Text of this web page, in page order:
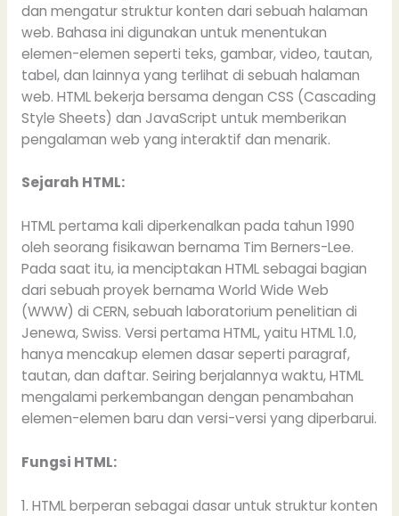
dan mengatur struktur konten dari sebuah halaman
web. Bahasa ini digunakan untuk menentukan
elemen-elemen seperti teks, gambar, video, tautan,
tabel, dan lainnya yang terlihat di sebuah halaman
web. HTML bekerja bersama dengan CSS (Cascading
Style Sheets) dan JavaScript untuk memberikan
pengalaman web yang interaktif dan menarik.
Sejarah HTML:
HTML pertama kali diperkenalkan pada tahun 1990
oleh seorang fisikawan bernama Tim Berners-Lee.
Pada saat itu, ia menciptakan HTML sebagai bagian
dari sebuah proyek bernama World Wide Web
(WWW) di CERN, sebuah laboratorium penelitian di
Jenewa, Swiss. Versi pertama HTML, yaitu HTML 1.0,
hanya mencakup elemen dasar seperti paragraf,
tautan, dan daftar. Seiring berjalannya waktu, HTML
mengalami perkembangan dengan penambahan
elemen-elemen baru dan versi-versi yang diperbarui.
Fungsi HTML:
1. HTML berperan sebagai dasar untuk struktur konten